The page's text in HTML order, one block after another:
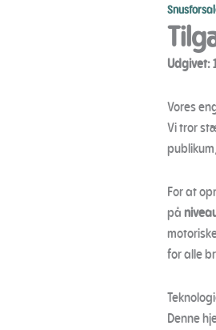
Udgivet:
Vores
Vi tror
For at
på
for alle
Denne